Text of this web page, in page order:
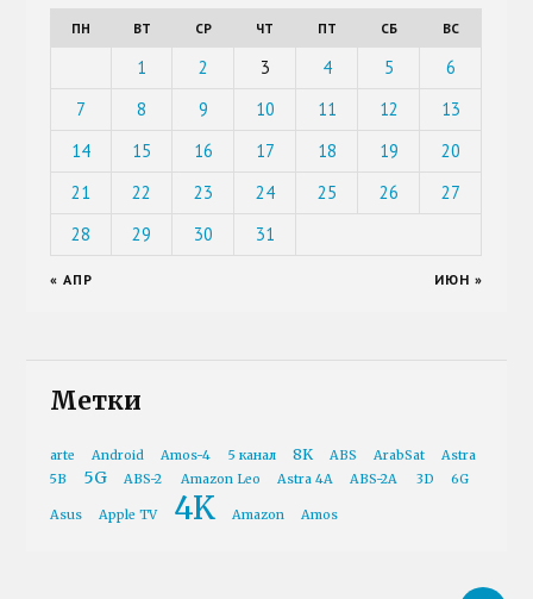
ПН ВТ СР ЧТ ПТ СБ ВС
1 2 3 4 5
6
7
8 9 10 11 12
13
14
15 16 17 18 19
20
21
22 23 24 25 26
27
28
29 30 31
« АПР ИЮН »
Метки
arte Android Amos-4 5 канал 8K ABS ArabSat
Astra
5B
5G ABS-2 Amazon Leo Astra 4A ABS-2A 3D 6G
Asus Apple TV 4K Amazon Amos